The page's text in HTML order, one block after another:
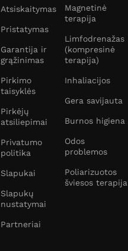
Atsiskaitymas
Pristatymas
Garantija ir
grąžinimas
Pirkimo
taisyklės
Pirkėjų
atsiliepimai
Privatumo
politika
Slapukai
Slapukų
nustatymai
Partneriai
Magnetinė
terapija
Limfodrenažas
(kompresinė
terapija)
Inhaliacijos
Gera savijauta
Burnos higiena
Odos
problemos
Poliarizuotos
šviesos terapija